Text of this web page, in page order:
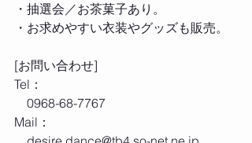
・抽選会／お茶菓子あり。
・お求めやすい衣装やグッズも販売。
[お問い合わせ]
Tel：
0968-68-7767
Mail：